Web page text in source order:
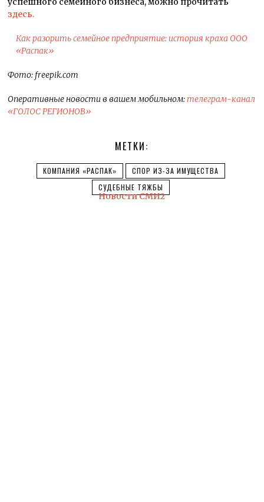
здесь.
Как разорить семейное предприятие: история краха ООО
«Распак»
Фото: freepik.com
Оперативные новости в вашем мобильном:телеграм-канал
«ГОЛОС РЕГИОНОВ»
МЕТКИ:
КОМПАНИЯ «РАСПАК»
СПОР ИЗ-ЗА ИМУЩЕСТВА
СУДЕБНЫЕ ТЯЖБЫ
Новости СМИ2